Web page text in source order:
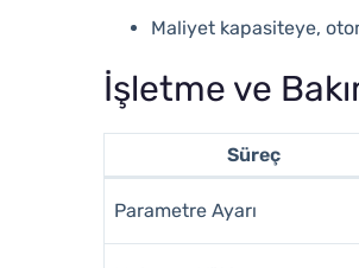
Maliyet kapasiteye,
İşletme ve
Süreç
Parametre Ayarı